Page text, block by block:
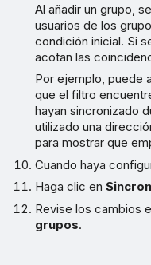
Al añadir un grupo,
usuarios de los
condición inicial. Si
acotan las
Por ejemplo, puede
que el filtro
hayan sincronizado
utilizado una
para mostrar que
Cuando haya
Haga clic en
Revise los cambios
grupos.